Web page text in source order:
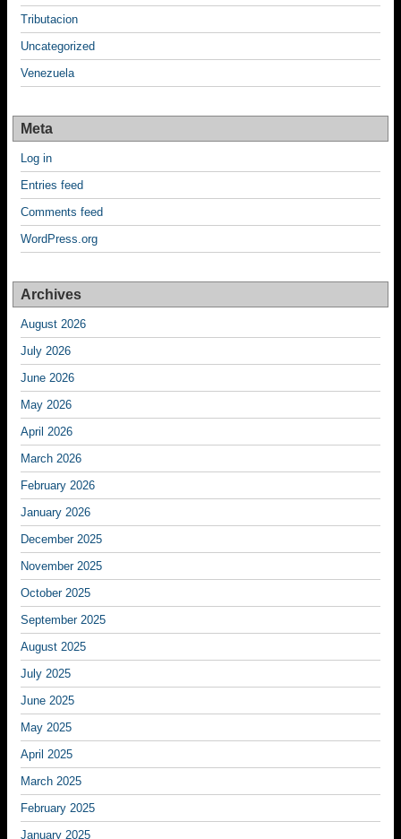
Tributacion
Uncategorized
Venezuela
Meta
Log in
Entries feed
Comments feed
WordPress.org
Archives
August 2026
July 2026
June 2026
May 2026
April 2026
March 2026
February 2026
January 2026
December 2025
November 2025
October 2025
September 2025
August 2025
July 2025
June 2025
May 2025
April 2025
March 2025
February 2025
January 2025